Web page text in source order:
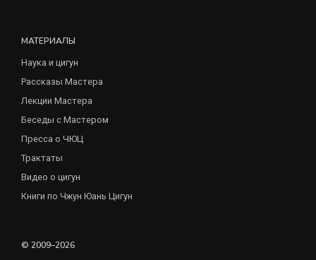
МАТЕРИАЛЫ
Наука и цигун
Рассказы Мастера
Лекции Мастера
Беседы с Мастером
Пресса о ЧЮЦ
Трактаты
Видео о цигун
Книги по Чжун Юань Цигун
© 2009–2026